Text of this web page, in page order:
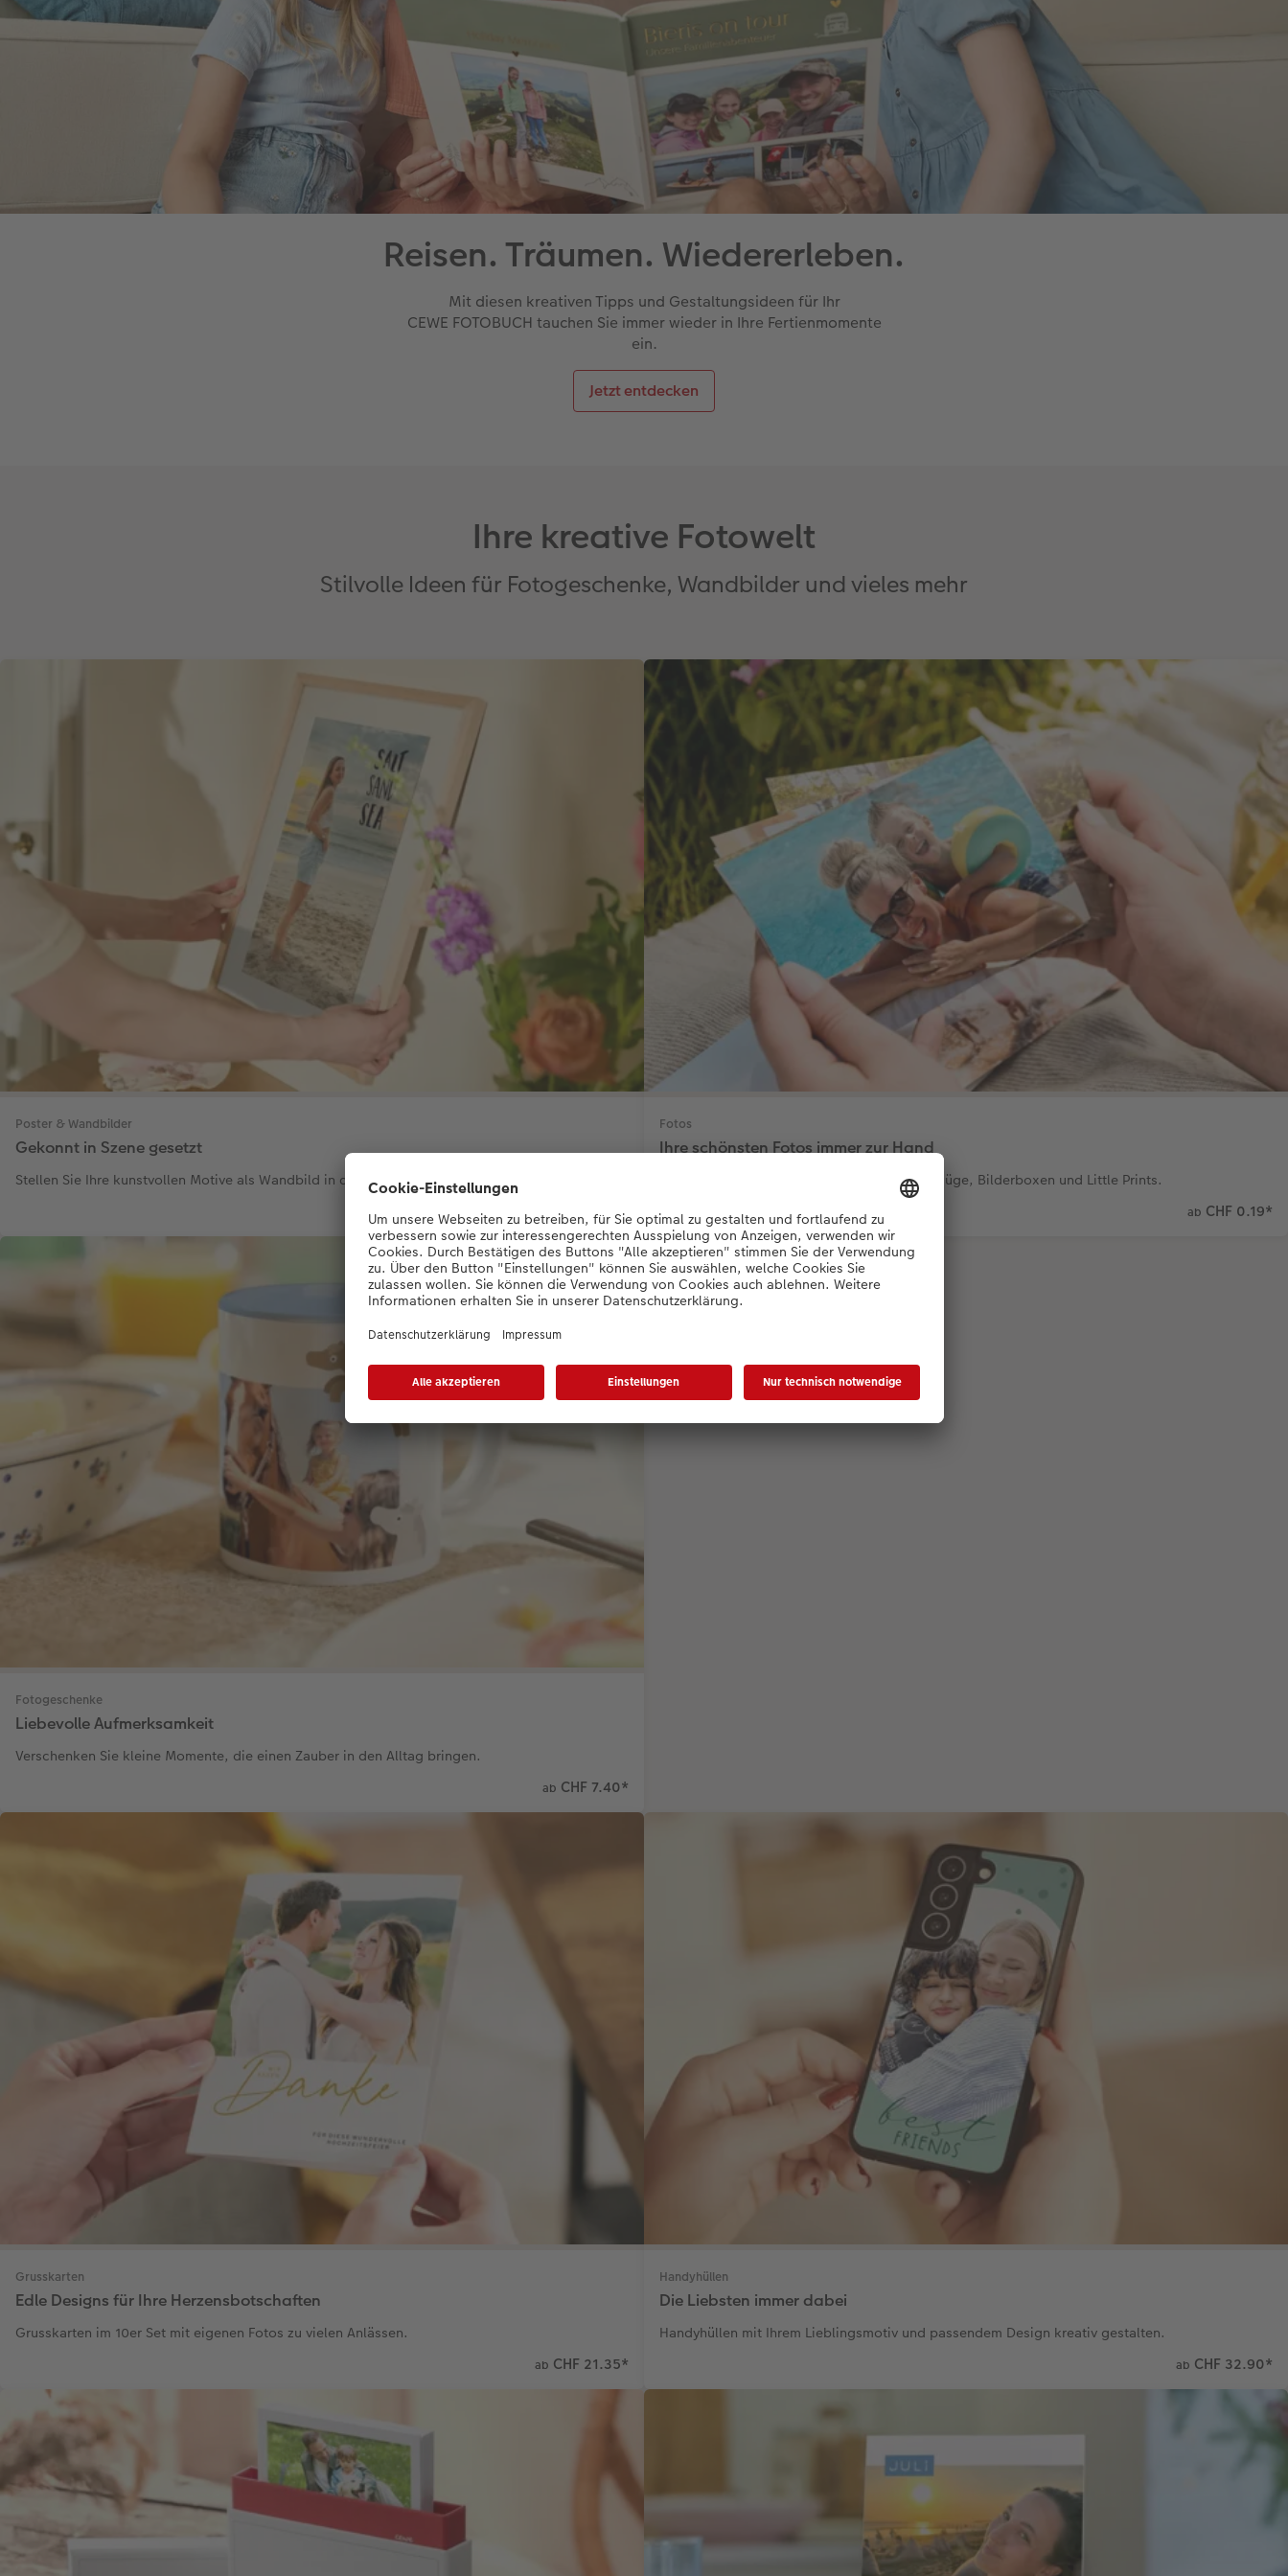
Reisen. Träumen. Wiedererleben.
Mit diesen kreativen Tipps und Gestaltungsideen für Ihr
CEWE FOTOBUCH tauchen Sie immer wieder in Ihre Fertienmomente
ein.
Jetzt entdecken
Ihre kreative Fotowelt
Stilvolle Ideen für Fotogeschenke, Wandbilder und vieles mehr
Poster & Wandbilder
Gekonnt in Szene gesetzt
Stellen Sie Ihre kunstvollen Motive als Wandbild in den Mittelpunkt.
ab CHF 7.40*
Fotos
Ihre schönsten Fotos immer zur Hand
Wertvolle Erinnerungen als Premium-Fotoabzüge, Bilderboxen und Little Prints.
ab CHF 0.19*
Fotogeschenke
Liebevolle Aufmerksamkeit
Verschenken Sie kleine Momente, die einen Zauber in den Alltag bringen.
ab CHF 7.40*
Grusskarten
Edle Designs für Ihre Herzensbotschaften
Grusskarten im 10er Set mit eigenen Fotos zu vielen Anlässen.
ab CHF 21.35*
Handyhüllen
Die Liebsten immer dabei
Handyhüllen mit Ihrem Lieblingsmotiv und passendem Design kreativ gestalten.
ab CHF 32.90*